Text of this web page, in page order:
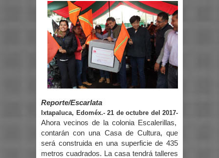
Reporte/Escarlata
Ixtapaluca, Edoméx.- 21 de octubre del 2017-
Ahora vecinos de la colonia Escalerillas,
contarán con una Casa de Cultura, que
será construida en una superficie de 435
metros cuadrados. La casa tendrá talleres